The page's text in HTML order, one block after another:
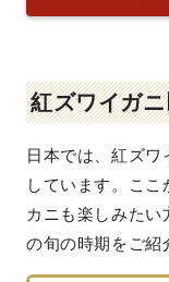
紅ズワイガ
日本では、紅ズ
しています。こ
カニも楽しみた
の旬の時期をご紹